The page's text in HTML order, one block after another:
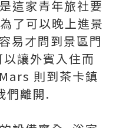
這家青年旅社要
了可以晚上進景
易才問到景區門
讓外賓入住而
則到茶卡鎮
們離開.